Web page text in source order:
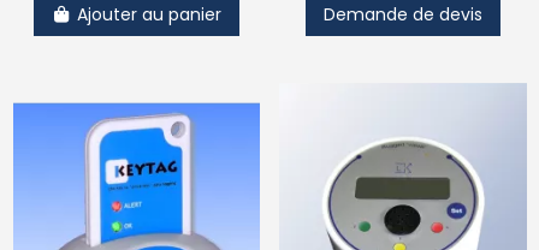
Ajouter au panier
Demande de devis